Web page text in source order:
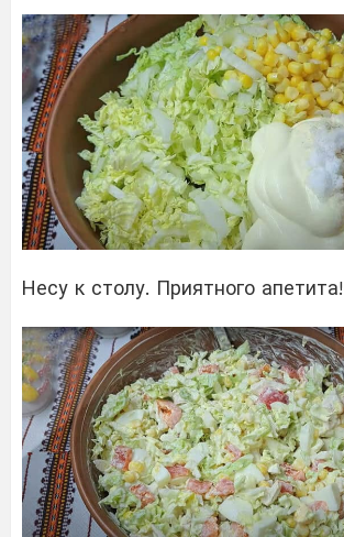
Несу к столу. Приятного апетита!